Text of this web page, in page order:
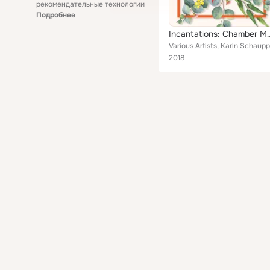
рекомендательные технологии
Подробнее
Incantations:
2018